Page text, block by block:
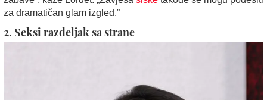
za dramatičan glam izgled.”
2. Seksi razdeljak sa strane